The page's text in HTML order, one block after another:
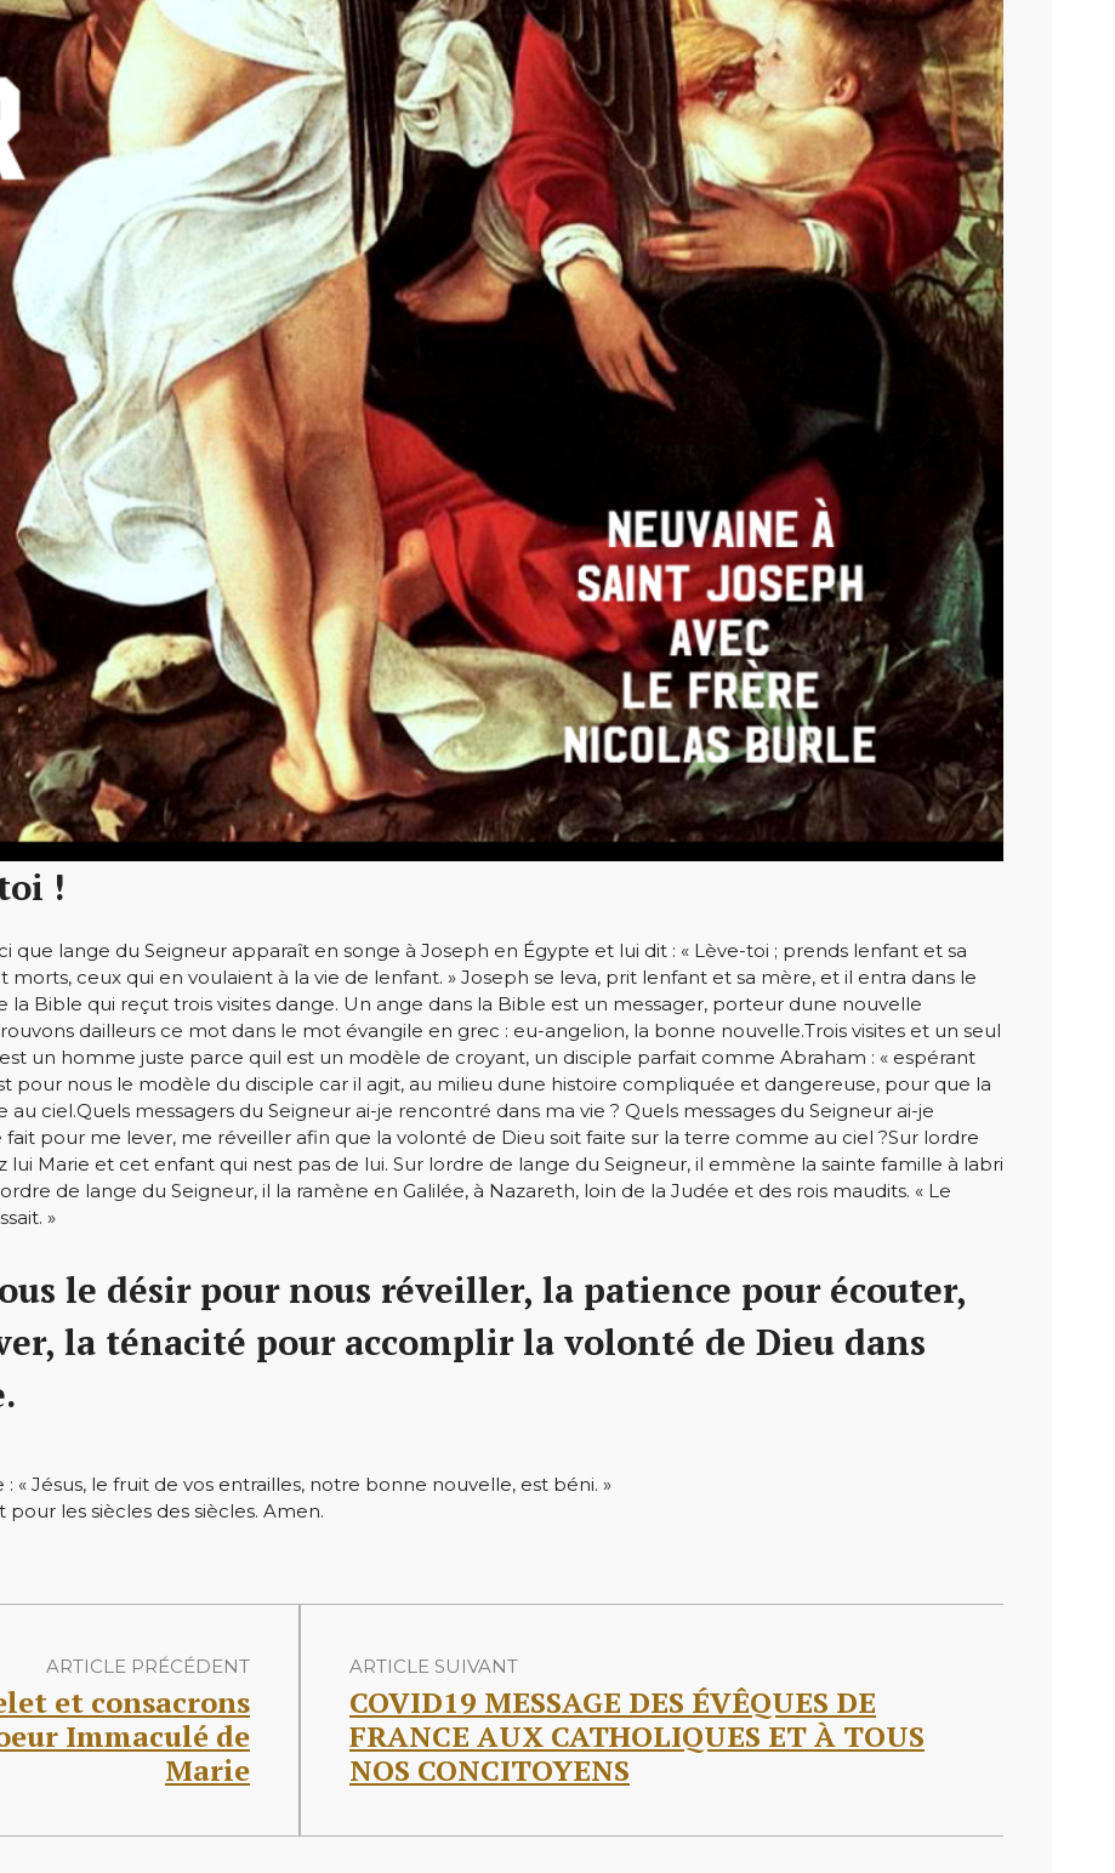
!
que lange du Seigneur apparaît en songe à Joseph en Égypte et lui dit : « Lève-toi ; prends lenfant et sa
morts, ceux qui en voulaient à la vie de lenfant. » Joseph se leva, prit lenfant et sa mère, et il entra dans le
la Bible qui reçut trois visites dange. Un ange dans la Bible est un messager, porteur dune nouvelle
dailleurs ce mot dans le mot évangile en grec : eu-angelion, la bonne nouvelle.Trois visites et un seul
un homme juste parce quil est un modèle de croyant, un disciple parfait comme Abraham : « espérant
pour nous le modèle du disciple car il agit, au milieu dune histoire compliquée et dangereuse, pour que la
ciel.Quels messagers du Seigneur ai-je rencontré dans ma vie ? Quels messages du Seigneur ai-je
fait pour me lever, me réveiller afin que la volonté de Dieu soit faite sur la terre comme au ciel ?Sur lordre
Marie et cet enfant qui nest pas de lui. Sur lordre de lange du Seigneur, il emmène la sainte famille à labri
de lange du Seigneur, il la ramène en Galilée, à Nazareth, loin de la Judée et des rois maudits. « Le
»
le désir pour nous réveiller, la patience pour écouter,
la ténacité pour accomplir la volonté de Dieu dans
« Jésus, le fruit de vos entrailles, notre bonne nouvelle, est béni. »
les siècles des siècles. Amen.
ARTICLE PRÉCÉDENT
et consacrons
Immaculé de
Marie
ARTICLE SUIVANT
COVID19 MESSAGE DES ÉVÊQUES DE
FRANCE AUX CATHOLIQUES ET À TOUS
NOS CONCITOYENS